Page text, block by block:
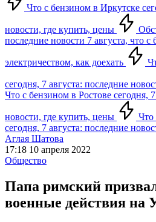
Что с бензином в Иркутске
новости, где купить, цены
последние новости 7 августа, что с
электричеством, как доехать
сегодня, 7 августа: последние
Что с бензином в Ростове сегодня,
новости, где купить, цены
Что
сегодня, 7 августа: последние
Аглая Шатова
17:18 10 апреля 2022
Общество
Папа римский
военные действия на